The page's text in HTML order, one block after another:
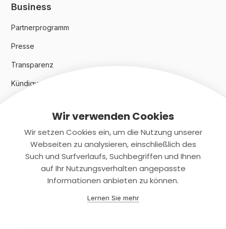
Business
Partnerprogramm
Presse
Transparenz
Kündigungsindex 2024
Rechtliches
Datenschutz
Wir verwenden Cookies
Wir setzen Cookies ein, um die Nutzung unserer
Webseiten zu analysieren, einschließlich des
Such und Surfverlaufs, Suchbegriffen und Ihnen
auf Ihr Nutzungsverhalten angepasste
Informationen anbieten zu können.
Lernen Sie mehr